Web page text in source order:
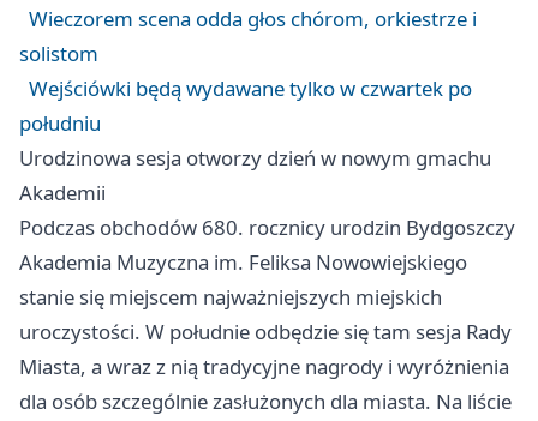
Wieczorem scena odda głos chórom, orkiestrze i
solistom
Wejściówki będą wydawane tylko w czwartek po
południu
Urodzinowa sesja otworzy dzień w nowym gmachu
Akademii
Podczas obchodów 680. rocznicy urodzin Bydgoszczy
Akademia Muzyczna im. Feliksa Nowowiejskiego
stanie się miejscem najważniejszych miejskich
uroczystości. W południe odbędzie się tam sesja Rady
Miasta, a wraz z nią tradycyjne nagrody i wyróżnienia
dla osób szczególnie zasłużonych dla miasta. Na liście